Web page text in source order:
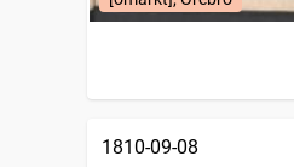
1810-09-08